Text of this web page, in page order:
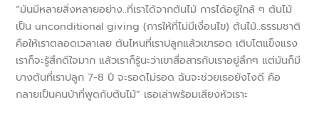
“มันมีหลายสิ่งหลายอย่าง..ที่เราได้จากต้นไม้ การได้อยู่ใกล้ ๆ ต้นไม้
เป็น unconditional giving (การให้ที่ไม่มีเงื่อนไข) ต้นไม้..ธรรมชาติ
คือให้เราตลอดเวลาเลย ต้นไหนที่เราปลูกแล้วเขารอด เติบโตแข็งแรง
เราก็จะรู้สึกดีใจมาก แล้วเราก็รู้นะว่าเขาสื่อสารกับเราอยู่ลึกๆ แต่มันก็มี
บางต้นที่เราปลูก 7-8 ปี จะรอดไม่รอด ฉันจะช่วยเธอยังไงดี คือ
กลายเป็นคนบ้าที่พูดกับต้นไม้” เธอเล่าพร้อมเสียงหัวเราะ